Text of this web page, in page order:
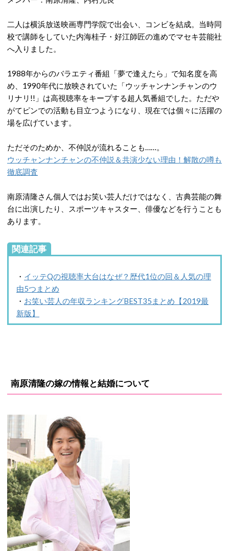
二人は横浜放送映画専門学院で出会い、コンビを結成。当時同
校で講師をしていた内海桂子・好江師匠の進めでマセキ芸能社
へ入りました。
1988年からのバラエティ番組「夢で逢えたら」で知名度を高
め、1990年代に放映されていた「ウッチャンナンチャンのウ
リナリ!!」は高視聴率をキープする超人気番組でした。ただや
がてピンでの活動も目立つようになり、現在では個々に活躍の
場を広げています。
ただそのためか、不仲説が流れることも……。
ウッチャンナンチャンの不仲説＆共演少ない理由！解散の噂も
徹底調査
南原清隆さん個人ではお笑い芸人だけではなく、古典芸能の舞
台に出演したり、スポーツキャスター、俳優などを行うことも
あります。
関連記事
・ イッテQの視聴率大台はなぜ？歴代1位の回＆人気の理
由5つまとめ
・ お笑い芸人の年収ランキングBEST35まとめ【2019最
新版】
南原清隆の嫁の情報と結婚について